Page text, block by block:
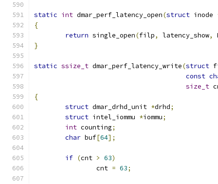
static int dmar_perf_latency_open(struct inode
{
return single_open(filp, latency_show,
}
static ssize_t dmar_perf_latency_write(struct
const
size_t
{
struct dmar_drhd_unit *drhd;
struct intel_iommu *iommu;
int counting;
char buf[64];
if (cnt > 63)
		cnt
= 63;